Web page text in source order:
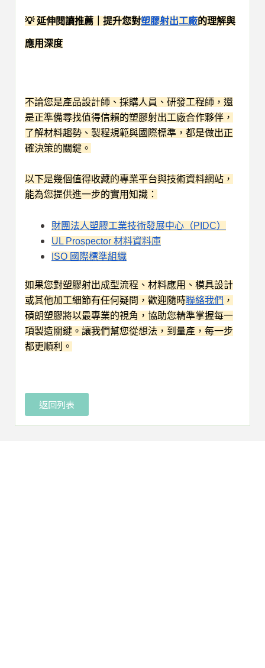
💡 延伸閱讀推薦｜提升您對塑膠射出工廠的理解與
應用深度
不論您是產品設計師、採購人員、研發工程師，還
是正準備尋找值得信賴的塑膠射出工廠合作夥伴，
了解材料趨勢、製程規範與國際標準，都是做出正
確決策的關鍵。
以下是幾個值得收藏的專業平台與技術資料網站，
能為您提供進一步的實用知識：
財團法人塑膠工業技術發展中心（PIDC）
UL Prospector 材料資料庫
ISO 國際標準組織
如果您對塑膠射出成型流程、材料應用、模具設計
或其他加工細節有任何疑問，歡迎隨時聯絡我們 ，
碩朗塑膠將以最專業的視角，協助您精準掌握每一
項製造關鍵。讓我們幫您從想法，到量產，每一步
都更順利。
返回列表